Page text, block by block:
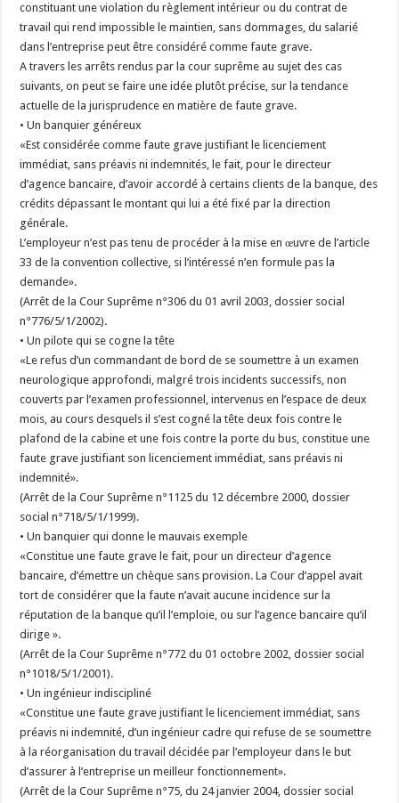
constituant une violation du règlement intérieur ou du contrat de
travail qui rend impossible le maintien, sans dommages, du salarié
dans l’entreprise peut être considéré comme faute grave.
A travers les arrêts rendus par la cour suprême au sujet des cas
suivants, on peut se faire une idée plutôt précise, sur la tendance
actuelle de la jurisprudence en matière de faute grave.
• Un banquier généreux
«Est considérée comme faute grave justifiant le licenciement
immédiat, sans préavis ni indemnités, le fait, pour le directeur
d’agence bancaire, d’avoir accordé à certains clients de la banque, des
crédits dépassant le montant qui lui a été fixé par la direction
générale.
L’employeur n’est pas tenu de procéder à la mise en œuvre de l’article
33 de la convention collective, si l’intéressé n’en formule pas la
demande».
(Arrêt de la Cour Suprême n°306 du 01 avril 2003, dossier social
n°776/5/1/2002).
• Un pilote qui se cogne la tête
«Le refus d’un commandant de bord de se soumettre à un examen
neurologique approfondi, malgré trois incidents successifs, non
couverts par l’examen professionnel, intervenus en l’espace de deux
mois, au cours desquels il s’est cogné la tête deux fois contre le
plafond de la cabine et une fois contre la porte du bus, constitue une
faute grave justifiant son licenciement immédiat, sans préavis ni
indemnité».
(Arrêt de la Cour Suprême n°1125 du 12 décembre 2000, dossier
social n°718/5/1/1999).
• Un banquier qui donne le mauvais exemple
«Constitue une faute grave le fait, pour un directeur d’agence
bancaire, d’émettre un chèque sans provision. La Cour d’appel avait
tort de considérer que la faute n’avait aucune incidence sur la
réputation de la banque qu’il l’emploie, ou sur l’agence bancaire qu’il
dirige ».
(Arrêt de la Cour Suprême n°772 du 01 octobre 2002, dossier social
n°1018/5/1/2001).
• Un ingénieur indiscipliné
«Constitue une faute grave justifiant le licenciement immédiat, sans
préavis ni indemnité, d’un ingénieur cadre qui refuse de se soumettre
à la réorganisation du travail décidée par l’employeur dans le but
d’assurer à l’entreprise un meilleur fonctionnement».
(Arrêt de la Cour Suprême n°75, du 24 janvier 2004, dossier social